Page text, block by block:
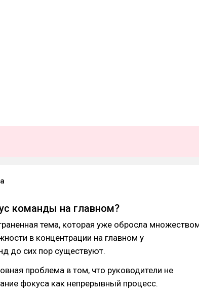
команды на главном?
тема, которая уже обросла
в концентрации на главном у
до сих пор существуют.
проблема в том, что руководители не
фокуса как непрерывный процесс.